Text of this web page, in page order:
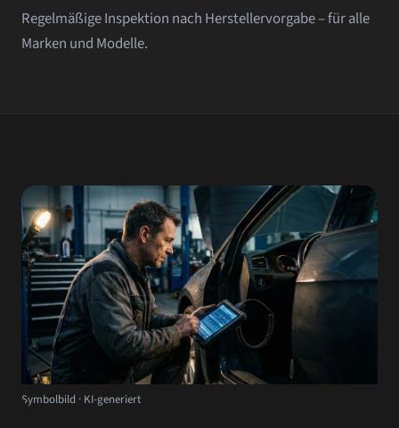
Regelmäßige Inspektion nach Herstellervorgabe – für alle
Marken und Modelle.
Symbolbild · KI-generiert